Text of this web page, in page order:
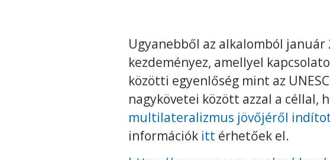
Ugyanebből az alkalomból január
kezdeményez, amellyel
közötti egyenlőség mint az
nagykövetei között azzal a céllal,
multilateralizmus jövőjéről
információk itt érhetőek el.